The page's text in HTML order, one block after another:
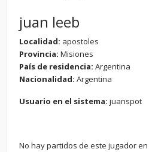
juan leeb
Localidad: apostoles
Provincia: Misiones
País de residencia: Argentina
Nacionalidad: Argentina
Usuario en el sistema: juanspot
No hay partidos de este jugador